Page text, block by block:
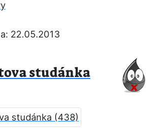
22.05.2013
studánka